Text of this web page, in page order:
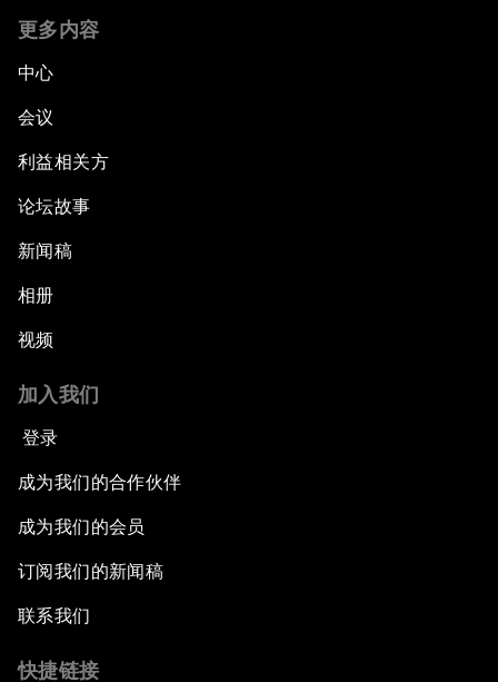
更多内容
中心
会议
利益相关方
论坛故事
新闻稿
相册
视频
加入我们
登录
成为我们的合作伙伴
成为我们的会员
订阅我们的新闻稿
联系我们
快捷链接